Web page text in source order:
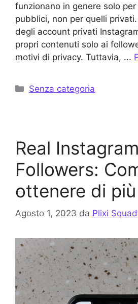
funzionano in genere solo
pubblici, non per quelli
degli account privati
propri contenuti solo ai
motivi di privacy. Tuttavia, ...
Categorie
Senza categoria
Real Instagram
Followers:
ottenere di più
Agosto 1, 2023 da Plixi